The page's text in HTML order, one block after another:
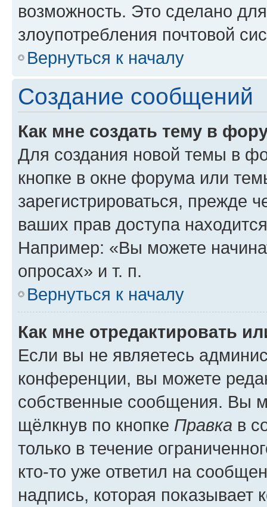
возможность. Это сделано
злоупотребления почтовой
Вернуться к началу
Создание сообщений
Как мне создать тему в
Для создания новой темы в
кнопке в окне форума или
зарегистрироваться, прежде
ваших прав доступа
Например: «Вы можете
опросах» и т. п.
Вернуться к началу
Как мне отредактировать
Если вы не являетесь
конференции, вы можете
собственные сообщения. Вы
щёлкнув по кнопке Правка в
только в течение
кто-то уже ответил на
надпись, которая показывает